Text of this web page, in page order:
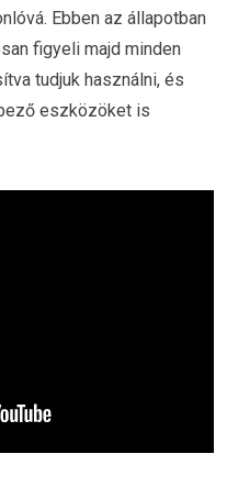
Ebben az állapotban
figyeli majd minden
tudjuk használni, és
eszközöket is